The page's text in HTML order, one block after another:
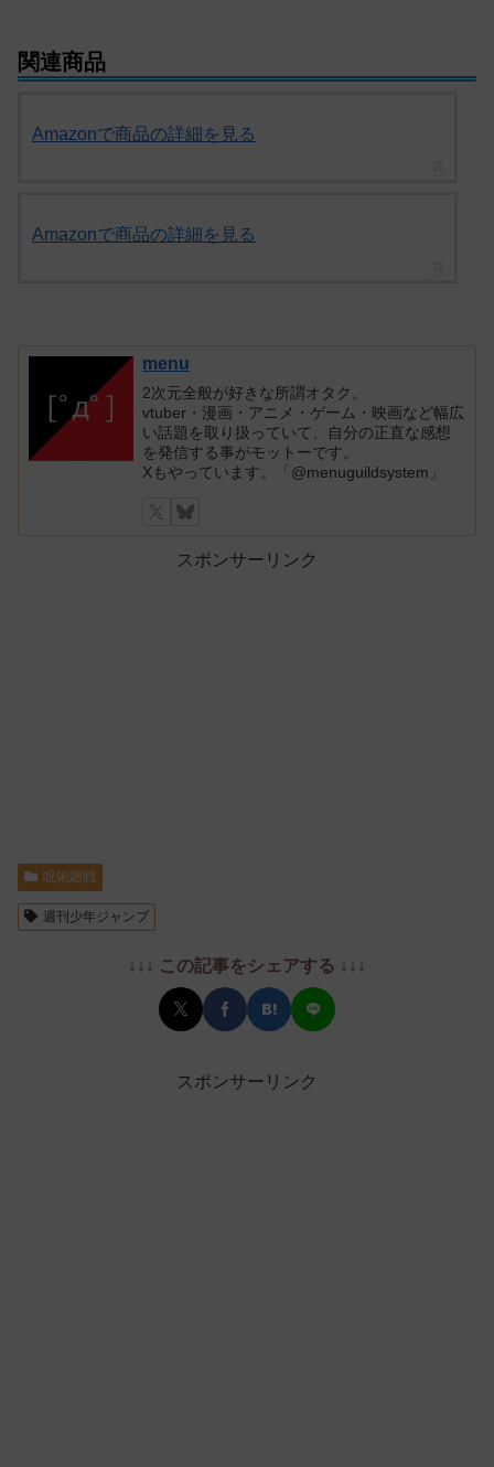
関連商品
Amazonで商品の詳細を見る
Amazonで商品の詳細を見る
menu
2次元全般が好きな所謂オタク。
vtuber・漫画・アニメ・ゲーム・映画など幅広
い話題を取り扱っていて、自分の正直な感想
を発信する事がモットーです。
Xもやっています。「@menuguildsystem」
スポンサーリンク
呪術廻戦
週刊少年ジャンプ
↓↓↓ この記事をシェアする ↓↓↓
スポンサーリンク